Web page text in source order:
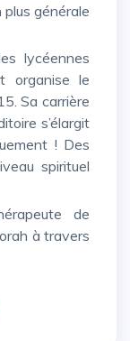
générale
organise le
Sa carrière
s’élargit
! Des
spirituel
à travers